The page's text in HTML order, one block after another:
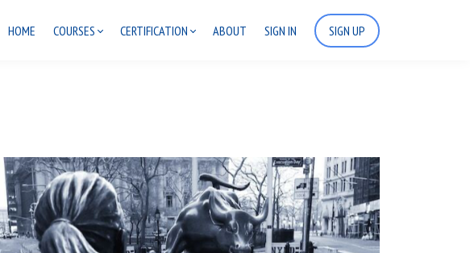
HOME COURSES CERTIFICATION ABOUT SIGN IN SIGN UP